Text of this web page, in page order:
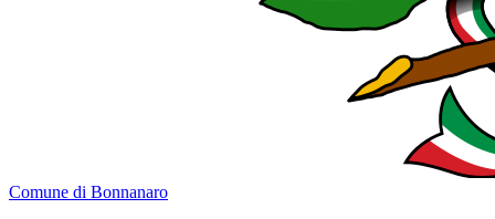
Comune di Bonnanaro